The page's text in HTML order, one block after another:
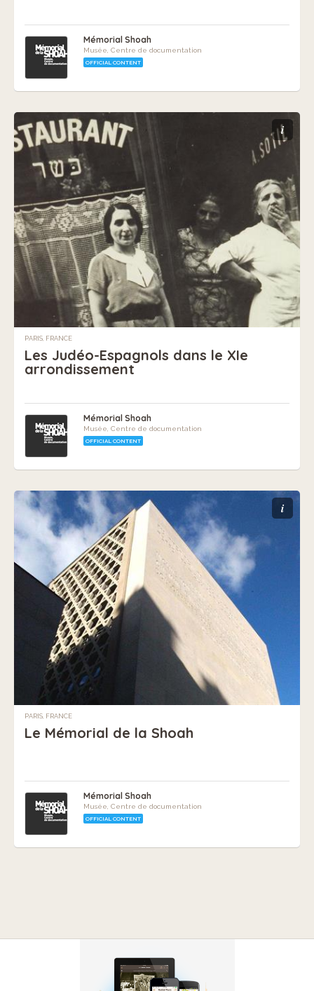
Mémorial Shoah
Musée, Centre de documentation
OFFICIAL CONTENT
i
PARIS, FRANCE
Les Judéo-Espagnols dans le XIe
arrondissement
Mémorial Shoah
Musée, Centre de documentation
OFFICIAL CONTENT
i
PARIS, FRANCE
Le Mémorial de la Shoah
Mémorial Shoah
Musée, Centre de documentation
OFFICIAL CONTENT